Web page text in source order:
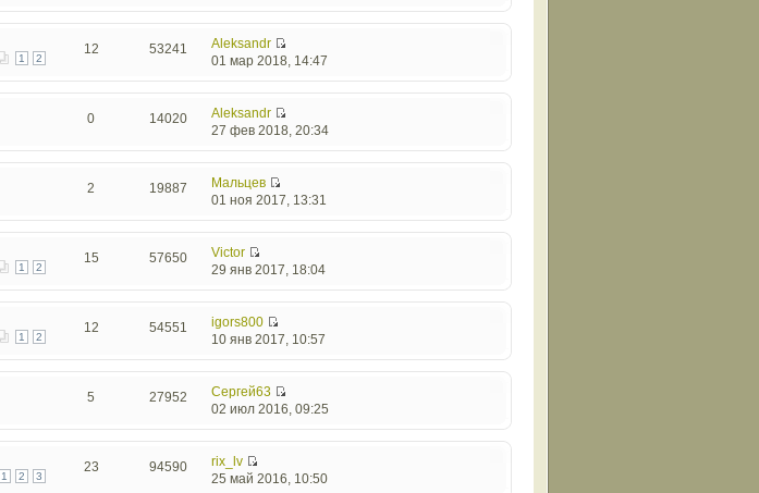
1 2
12 53241
Aleksandr
01 мар 2018, 14:47
0 14020
Aleksandr
27 фев 2018, 20:34
2 19887
Мальцев
01 ноя 2017, 13:31
1 2
15 57650
Victor
29 янв 2017, 18:04
1 2
12 54551
igors800
10 янв 2017, 10:57
5 27952
Сергей63
02 июл 2016, 09:25
1 2 3
23 94590
rix_lv
25 май 2016, 10:50